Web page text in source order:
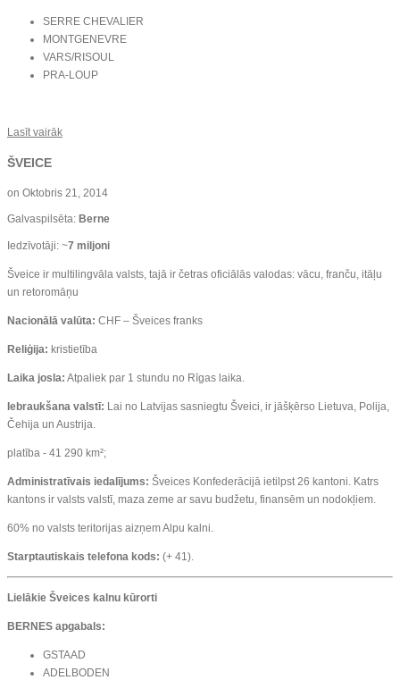
SERRE CHEVALIER
MONTGENEVRE
VARS/RISOUL
PRA-LOUP
Lasīt vairāk
ŠVEICE
on Oktobris 21, 2014
Galvaspilsēta: Berne
Iedzīvotāji: ~7 miljoni
Šveice ir multilingvāla valsts, tajā ir četras oficiālās valodas: vācu, franču, itāļu
un retoromāņu
Nacionālā valūta: CHF – Šveices franks
Reliģija: kristietība
Laika josla: Atpaliek par 1 stundu no Rīgas laika.
Iebraukšana valstī: Lai no Latvijas sasniegtu Šveici, ir jāšķērso Lietuva, Polija,
Čehija un Austrija.
platība - 41 290 km²;
Administratīvais iedalījums: Šveices Konfederācijā ietilpst 26 kantoni. Katrs
kantons ir valsts valstī, maza zeme ar savu budžetu, finansēm un nodokļiem.
60% no valsts teritorijas aizņem Alpu kalni.
Starptautiskais telefona kods: (+ 41).
Lielākie Šveices kalnu kūrorti
BERNES apgabals:
GSTAAD
ADELBODEN